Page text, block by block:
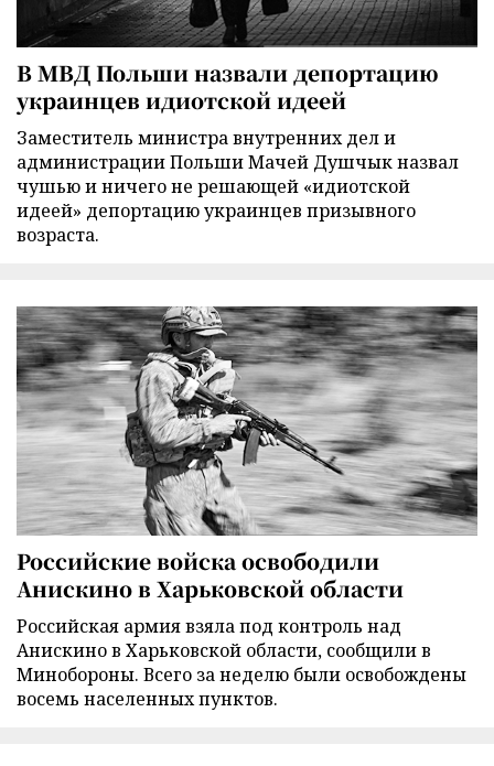
В МВД Польши назвали депортацию
украинцев идиотской идеей
Заместитель министра внутренних дел и
администрации Польши Мачей Душчык назвал
чушью и ничего не решающей «идиотской
идеей» депортацию украинцев призывного
возраста.
Российские войска освободили
Анискино в Харьковской области
Российская армия взяла под контроль над
Анискино в Харьковской области, сообщили в
Минобороны. Всего за неделю были освобождены
восемь населенных пунктов.